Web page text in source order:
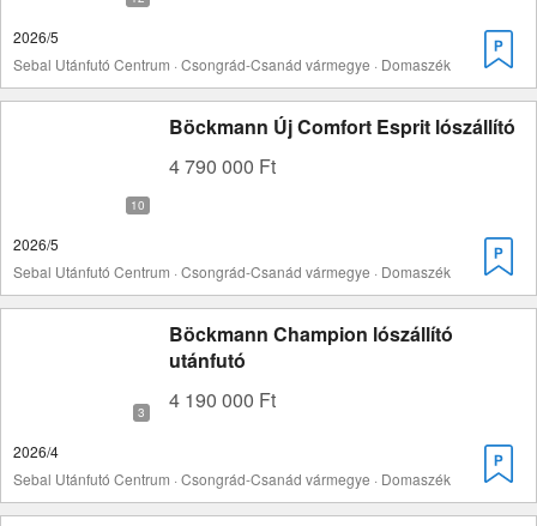
2026/5
Sebal Utánfutó Centrum · Csongrád-Csanád vármegye · Domaszék
Böckmann Új Comfort Esprit lószállító
4 790 000 Ft
2026/5
Sebal Utánfutó Centrum · Csongrád-Csanád vármegye · Domaszék
Böckmann Champion lószállító
utánfutó
4 190 000 Ft
2026/4
Sebal Utánfutó Centrum · Csongrád-Csanád vármegye · Domaszék